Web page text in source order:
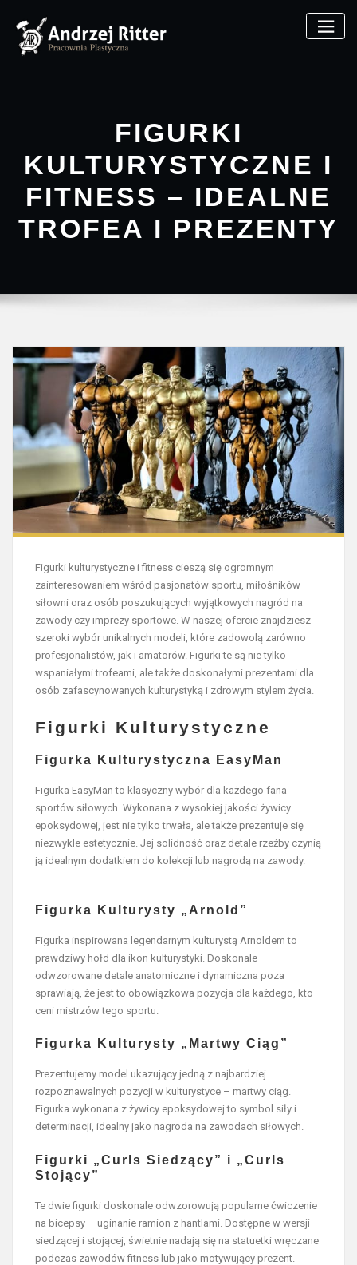
FIGURKI
KULTURYSTYCZNE I
FITNESS – IDEALNE
TROFEA I PREZENTY
Figurki kulturystyczne i fitness cieszą się ogromnym
zainteresowaniem wśród pasjonatów sportu, miłośników
siłowni oraz osób poszukujących wyjątkowych nagród na
zawody czy imprezy sportowe. W naszej ofercie znajdziesz
szeroki wybór unikalnych modeli, które zadowolą zarówno
profesjonalistów, jak i amatorów. Figurki te są nie tylko
wspaniałymi trofeami, ale także doskonałymi prezentami dla
osób zafascynowanych kulturystyką i zdrowym stylem życia.
Figurki Kulturystyczne
Figurka Kulturystyczna EasyMan
Figurka EasyMan to klasyczny wybór dla każdego fana
sportów siłowych. Wykonana z wysokiej jakości żywicy
epoksydowej, jest nie tylko trwała, ale także prezentuje się
niezwykle estetycznie. Jej solidność oraz detale rzeźby czynią
ją idealnym dodatkiem do kolekcji lub nagrodą na zawody.
Figurka Kulturysty „Arnold”
Figurka inspirowana legendarnym kulturystą Arnoldem to
prawdziwy hołd dla ikon kulturystyki. Doskonale
odwzorowane detale anatomiczne i dynamiczna poza
sprawiają, że jest to obowiązkowa pozycja dla każdego, kto
ceni mistrzów tego sportu.
Figurka Kulturysty „Martwy Ciąg”
Prezentujemy model ukazujący jedną z najbardziej
rozpoznawalnych pozycji w kulturystyce – martwy ciąg.
Figurka wykonana z żywicy epoksydowej to symbol siły i
determinacji, idealny jako nagroda na zawodach siłowych.
Figurki „Curls Siedzący” i „Curls
Stojący”
Te dwie figurki doskonale odwzorowują popularne ćwiczenie
na bicepsy – uginanie ramion z hantlami. Dostępne w wersji
siedzącej i stojącej, świetnie nadają się na statuetki wręczane
podczas zawodów fitness lub jako motywujący prezent.